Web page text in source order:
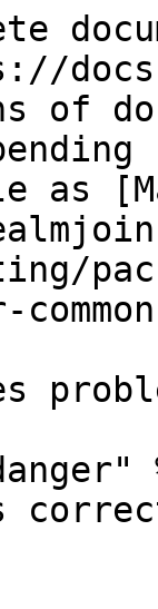
of
as